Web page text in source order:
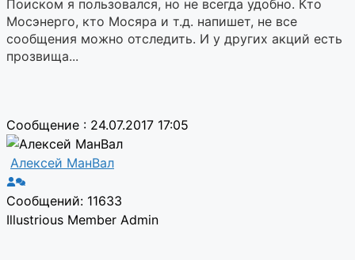
Поиском я пользовался, но не всегда удобно. Кто
Мосэнерго, кто Мосяра и т.д. напишет, не все
сообщения можно отследить. И у других акций есть
прозвища...
Сообщение : 24.07.2017 17:05
Алексей МанВал
Сообщений: 11633
Illustrious Member Admin